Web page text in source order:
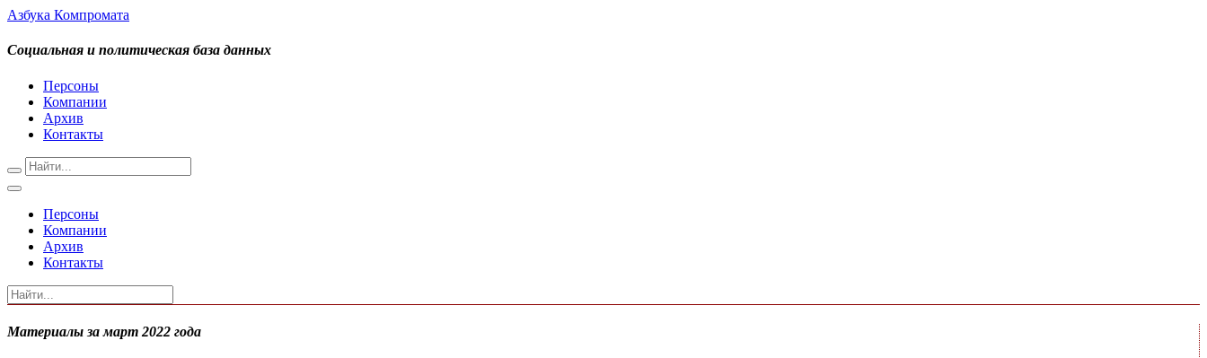
Азбука Компромата
Социальная и политическая база данных
Персоны
Компании
Архив
Контакты
Персоны
Компании
Архив
Контакты
Материалы за март 2022 года